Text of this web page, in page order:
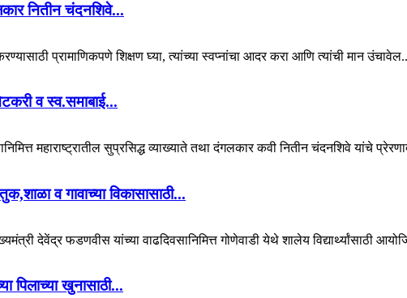
नितीन चंदनशिवे...
प्रामाणिकपणे शिक्षण घ्या, त्यांच्या स्वप्नांचा आदर करा आणि त्यांची मान
व स्व.समाबाई...
महाराष्ट्रातील सुप्रसिद्ध व्याख्याते तथा दंगलकार कवी नितीन चंदनशिवे यांचे
व गावाच्या विकासासाठी...
देवेंद्र फडणवीस यांच्या वाढदिवसानिमित्त गोणेवाडी येथे शालेय विद्यार्थ्यांसाठी
पिलाच्या खुनासाठी...